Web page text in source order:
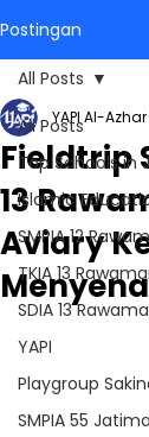
Postingan
All Posts
Top Schools in
Islamic
SMPIA 12
TKIA 13
SDIA 13
YAPI
Playgroup
SMPIA 55
All Posts
Fieldtrip
13
Aviary
YAPI Al-